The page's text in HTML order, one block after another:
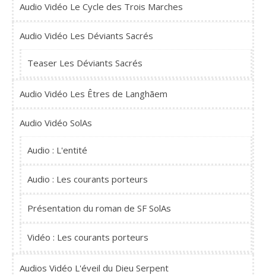
Audio Vidéo Le Cycle des Trois Marches
Audio Vidéo Les Déviants Sacrés
Teaser Les Déviants Sacrés
Audio Vidéo Les Êtres de Langhãem
Audio Vidéo SolAs
Audio : L'entité
Audio : Les courants porteurs
Présentation du roman de SF SolAs
Vidéo : Les courants porteurs
Audios Vidéo L'éveil du Dieu Serpent